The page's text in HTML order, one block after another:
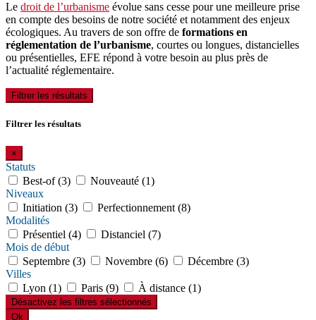
Le droit de l’urbanisme évolue sans cesse pour une meilleure prise
en compte des besoins de notre société et notamment des enjeux
écologiques. Au travers de son offre de formations en
réglementation de l’urbanisme, courtes ou longues, distancielles
ou présentielles, EFE répond à votre besoin au plus près de
l’actualité réglementaire.
Filtrer les résultats
Filtrer les résultats
×
Statuts
Best-of (3)
Nouveauté (1)
Niveaux
Initiation (3)
Perfectionnement (8)
Modalités
Présentiel (4)
Distanciel (7)
Mois de début
Septembre (3)
Novembre (6)
Décembre (3)
Villes
Lyon (1)
Paris (9) À distance (1)
Désactivez les filtres sélectionnés
Ok